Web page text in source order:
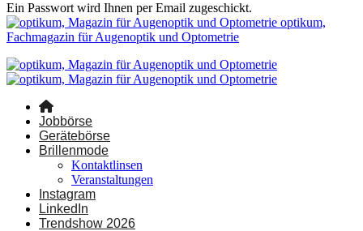
Ein Passwort wird Ihnen per Email zugeschickt.
optikum,
Fachmagazin für Augenoptik und Optometrie
Jobbörse
Gerätebörse
Brillenmode
Kontaktlinsen
Veranstaltungen
Instagram
LinkedIn
Trendshow 2026